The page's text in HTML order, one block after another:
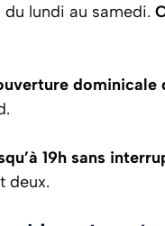
lundi au samedi.
dominicale
19h sans
deux.